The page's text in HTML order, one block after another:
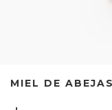
MIEL DE